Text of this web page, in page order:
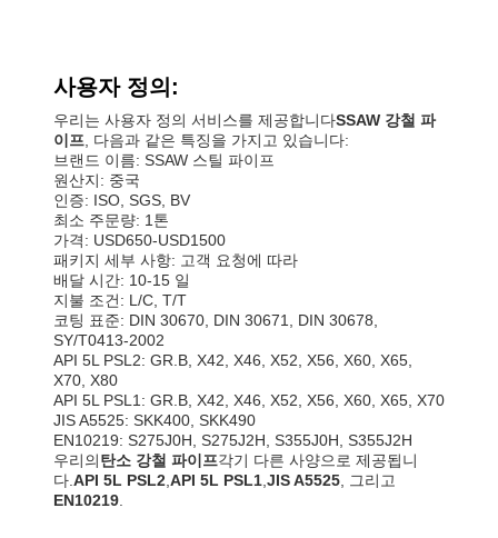
사용자 정의:
우리는 사용자 정의 서비스를 제공합니다SSAW 강철 파
이프, 다음과 같은 특징을 가지고 있습니다:
브랜드 이름: SSAW 스틸 파이프
원산지: 중국
인증: ISO, SGS, BV
최소 주문량: 1톤
가격: USD650-USD1500
패키지 세부 사항: 고객 요청에 따라
배달 시간: 10-15 일
지불 조건: L/C, T/T
코팅 표준: DIN 30670, DIN 30671, DIN 30678,
SY/T0413-2002
API 5L PSL2: GR.B, X42, X46, X52, X56, X60, X65,
X70, X80
API 5L PSL1: GR.B, X42, X46, X52, X56, X60, X65, X70
JIS A5525: SKK400, SKK490
EN10219: S275J0H, S275J2H, S355J0H, S355J2H
우리의탄소 강철 파이프각기 다른 사양으로 제공됩니
다. API 5L PSL2, API 5L PSL1, JIS A5525, 그리고
EN10219.